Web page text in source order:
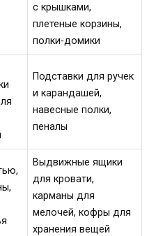
с крышками,
плетеные корзины,
полки-домики
Подставки для ручек
и карандашей,
навесные полки,
пеналы
Выдвижные ящики
для кровати,
карманы для
мелочей, кофры для
хранения вещей